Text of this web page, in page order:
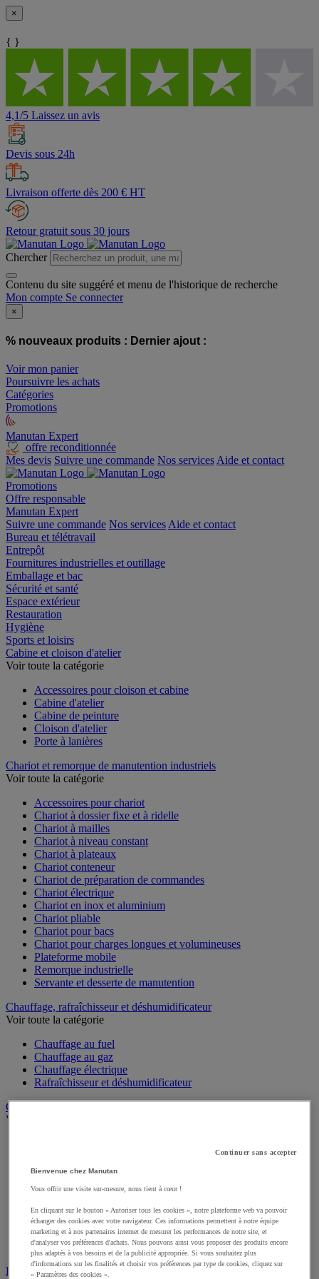
×
{ }
4,1/5 Laissez un avis
Devis sous 24h
Livraison offerte dès 200 € HT
Retour gratuit sous 30 jours
Chercher
Contenu du site suggéré et menu de l'historique de recherche
Mon compte Se connecter
×
% nouveaux produits : Dernier ajout :
Voir mon panier
Poursuivre les achats
Catégories
Promotions
Manutan Expert
offre reconditionnée
Mes devis Suivre une commande Nos services Aide et contact
Promotions
Offre responsable
Manutan Expert
Suivre une commande Nos services Aide et contact
Bureau et télétravail
Entrepôt
Fournitures industrielles et outillage
Emballage et bac
Sécurité et santé
Espace extérieur
Restauration
Hygiène
Sports et loisirs
Cabine et cloison d'atelier
Voir toute la catégorie
Accessoires pour cloison et cabine
Cabine d'atelier
Cabine de peinture
Cloison d'atelier
Porte à lanières
Chariot et remorque de manutention industriels
Voir toute la catégorie
Accessoires pour chariot
Chariot à dossier fixe et à ridelle
Chariot à mailles
Chariot à niveau constant
Chariot à plateaux
Chariot conteneur
Chariot de préparation de commandes
Chariot électrique
Chariot en inox et aluminium
Chariot pliable
Chariot pour bacs
Chariot pour charges longues et volumineuses
Plateforme mobile
Remorque industrielle
Servante et desserte de manutention
Chauffage, rafraîchisseur et déshumidificateur
Voir toute la catégorie
Chauffage au fuel
Chauffage au gaz
Chauffage électrique
Rafraîchisseur et déshumidificateur
Convoyeur
Voir toute la catégorie
Convoyeur à rouleaux
Convoyeur motorisé à bande
Convoyeur pour palettes
Rail et barrette de manutention
Rouleau de manutention et galet pour convoyeur
Table à billes
Diable
Continuer sans accepter
Bienvenue chez Manutan
Vous offrir une visite sur-mesure, nous tient à cœur !
En cliquant sur le bouton « Autoriser tous les cookies », notre plateforme web va pouvoir
échanger des cookies avec votre navigateur. Ces informations permettent à notre équipe
marketing et à nos partenaires internet de mesurer les performances de notre site, et
d'analyser vos préférences d'achats. Nous pouvons ainsi vous proposer des produits encore
plus adaptés à vos besoins et de la publicité appropriée. Si vous souhaitez plus
d'informations sur les finalités et choisir vos préférences par type de cookies, cliquez sur
« Paramètres des cookies ».